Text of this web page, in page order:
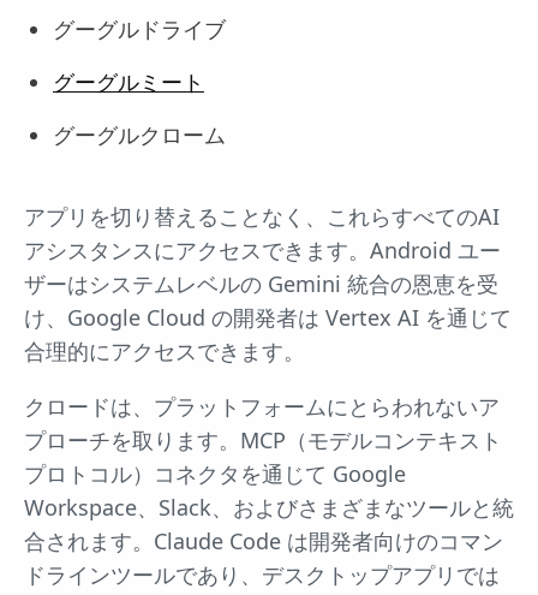
グーグルドライブ
グーグルミート
グーグルクローム
アプリを切り替えることなく、これらすべてのAI
アシスタンスにアクセスできます。Android ユー
ザーはシステムレベルの Gemini 統合の恩恵を受
け、Google Cloud の開発者は Vertex AI を通じて
合理的にアクセスできます。
クロードは、プラットフォームにとらわれないア
プローチを取ります。MCP（モデルコンテキスト
プロトコル）コネクタを通じて Google
Workspace、Slack、およびさまざまなツールと統
合されます。Claude Code は開発者向けのコマン
ドラインツールであり、デスクトップアプリでは